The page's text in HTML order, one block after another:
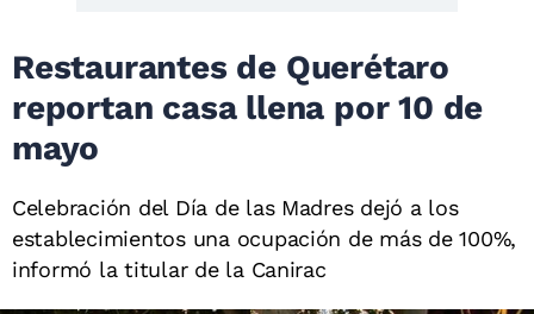
Restaurantes de Querétaro
reportan casa llena por 10 de
mayo
Celebración del Día de las Madres dejó a los
establecimientos una ocupación de más de 100%,
informó la titular de la Canirac